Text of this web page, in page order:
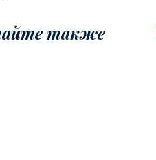
также